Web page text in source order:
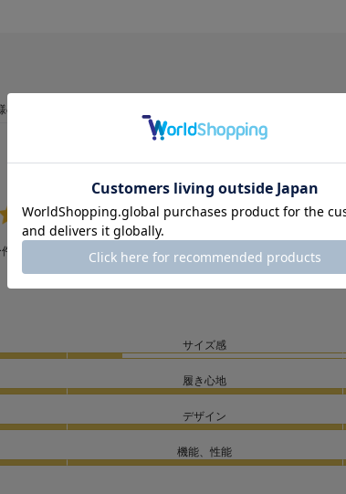
声
4.0
数：
★5
★4
★
★2
★1
サイズ感
履き心地
デザイン
機能、性能